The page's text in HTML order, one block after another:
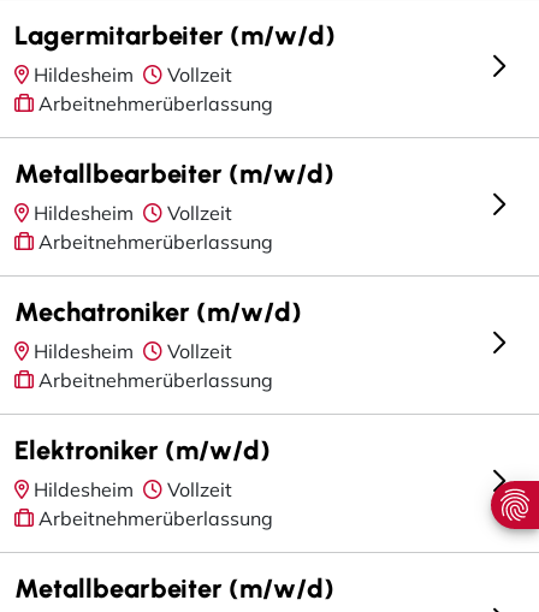
Lagermitarbeiter (m/w/d)
Hildesheim
Vollzeit
Arbeitnehmerüberlassung
Metallbearbeiter (m/w/d)
Hildesheim
Vollzeit
Arbeitnehmerüberlassung
Mechatroniker (m/w/d)
Hildesheim
Vollzeit
Arbeitnehmerüberlassung
Elektroniker (m/w/d)
Hildesheim
Vollzeit
Arbeitnehmerüberlassung
Metallbearbeiter (m/w/d)